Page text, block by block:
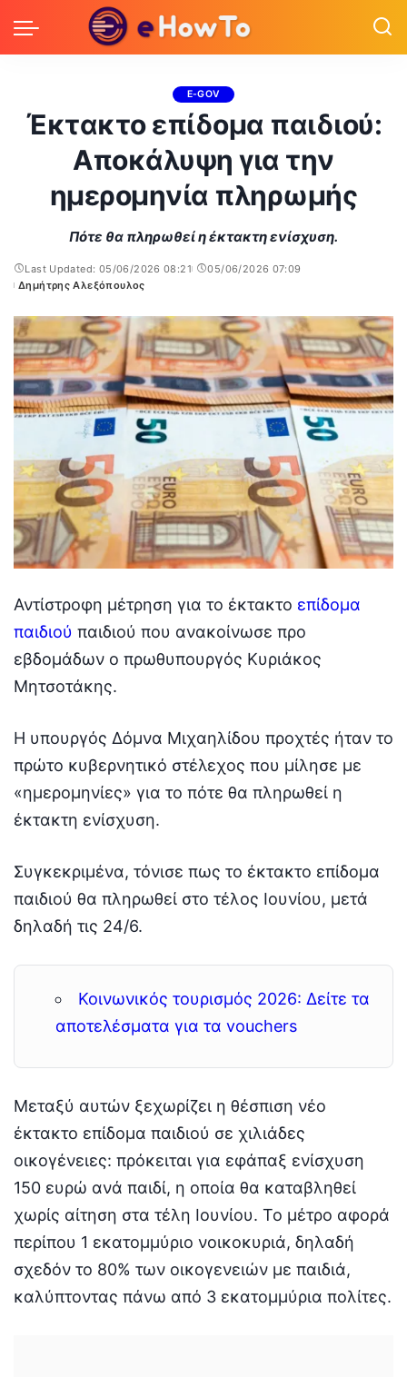
E-GOV
Έκτακτο επίδομα παιδιού:
Αποκάλυψη για την
ημερομηνία πληρωμής
Πότε θα πληρωθεί η έκτακτη ενίσχυση.
Last Updated: 05/06/2026 08:21
05/06/2026 07:09
Posted
Δημήτρης Αλεξόπουλος
Αντίστροφη μέτρηση για το έκτακτο επίδομα
παιδιού παιδιού που ανακοίνωσε προ
εβδομάδων ο πρωθυπουργός Κυριάκος
Μητσοτάκης.
Η υπουργός Δόμνα Μιχαηλίδου προχτές ήταν το
πρώτο κυβερνητικό στέλεχος που μίλησε με
«ημερομηνίες» για το πότε θα πληρωθεί η
έκτακτη ενίσχυση.
Συγκεκριμένα, τόνισε πως το έκτακτο επίδομα
παιδιού θα πληρωθεί στο τέλος Ιουνίου, μετά
δηλαδή τις 24/6.
Κοινωνικός τουρισμός 2026: Δείτε τα
αποτελέσματα για τα vouchers
Μεταξύ αυτών ξεχωρίζει η θέσπιση νέο
έκτακτο επίδομα παιδιού σε χιλιάδες
οικογένειες: πρόκειται για εφάπαξ ενίσχυση
150 ευρώ ανά παιδί, η οποία θα καταβληθεί
χωρίς αίτηση στα τέλη Ιουνίου. Το μέτρο αφορά
περίπου 1 εκατομμύριο νοικοκυριά, δηλαδή
σχεδόν το 80% των οικογενειών με παιδιά,
καλύπτοντας πάνω από 3 εκατομμύρια πολίτες.